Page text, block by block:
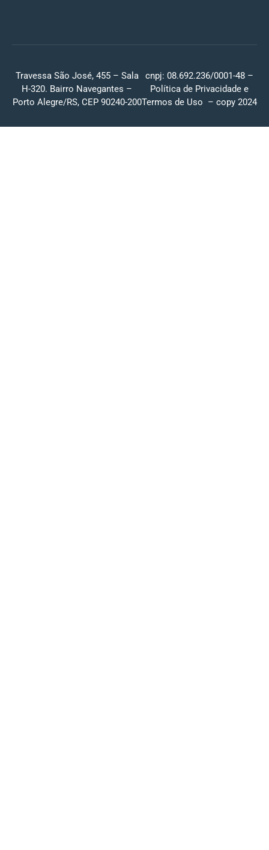
Travessa São José, 455 – Sala
H-320. Bairro Navegantes –
Porto Alegre/RS, CEP 90240-200
cnpj: 08.692.236/0001-48 –
Política de Privacidade e
Termos de Uso – copy 2024